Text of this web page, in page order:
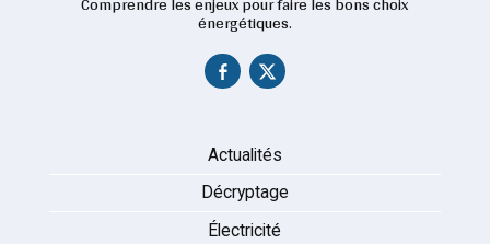
énergétiques.
Actualités
Décryptage
Électricité